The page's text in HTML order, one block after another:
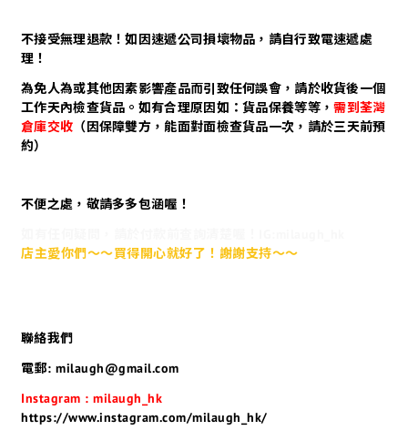
不接受無理退款！如因速遞公司損壞物品，請自行致電速遞處
理！
為免人為或其他因素影響產品而引致任何誤會，請於收貨後一個
工作天內檢查貨品。如有合理原因如：貨品保養等等，需到荃灣
倉庫交收 （因保障雙方，能面對面檢查貨品一次，請於三天前預
約）
不便之處，敬請多多包涵喔！
店主愛你們～～買得開心就好了！謝謝支持～～
聯絡我們
電郵: milaugh@gmail.com
Instagram : milaugh_hk
https://www.instagram.com/milaugh_hk/